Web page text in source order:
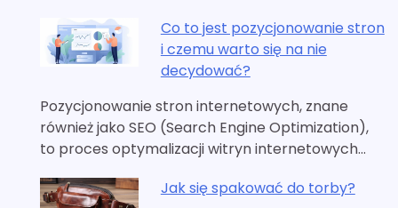
Co to jest pozycjonowanie stron
i czemu warto się na nie
decydować?
Pozycjonowanie stron internetowych, znane
również jako SEO (Search Engine Optimization),
to proces optymalizacji witryn internetowych…
Jak się spakować do torby?